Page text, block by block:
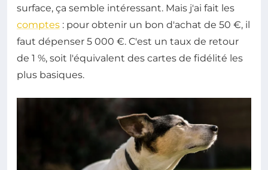
surface, ça semble intéressant. Mais j'ai fait les
comptes : pour obtenir un bon d'achat de 50 €, il
faut dépenser 5 000 €. C'est un taux de retour
de 1 %, soit l'équivalent des cartes de fidélité les
plus basiques.